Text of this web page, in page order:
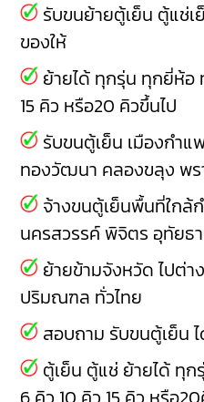
รับขนย้ายตู้เย็น ตู้แช่
ของให้
ย้ายได้ ทุกรุ่น ทุกยี่ห้อ
15 คิว หรือ20 คิวขึ้นไป
รับขนตู้เย็น เมืองกำแ
ทองวัฒนา คลองขลุง พ
จ้างขนตู้เย็นพื้นที่ใกล้
นครสวรรค์ พิจิตร อุทัยธ
ย้ายข้ามจังหวัด ไปต่
ปริมณฑล ทั่วไทย
สอบถาม รับขนตู้เย็น
ตู้เย็น ตู้แช่ ย้ายได้ ทุ